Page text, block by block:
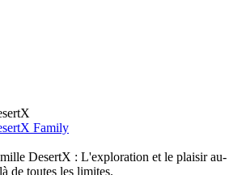
Family
DesertX : L'exploration et le plaisir au-
de toutes les limites.